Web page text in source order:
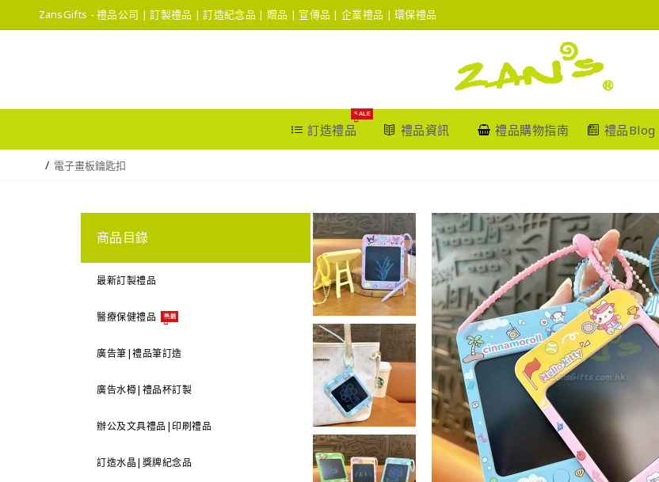
ZansGifts - 禮品公司 | 訂製禮品 | 訂造紀念品 | 贈品 | 宣傳品 | 企業禮品 | 環保禮品
訂造禮品
SALE
禮品資訊 禮品購物指南 禮品Blog
電子畫板鑰匙扣
商品目錄
最新訂製禮品
醫療保健禮品 熱銷
廣告筆|禮品筆訂造
廣告水樽|禮品杯訂製
辦公及文具禮品|印刷禮品
訂造水晶|獎牌紀念品